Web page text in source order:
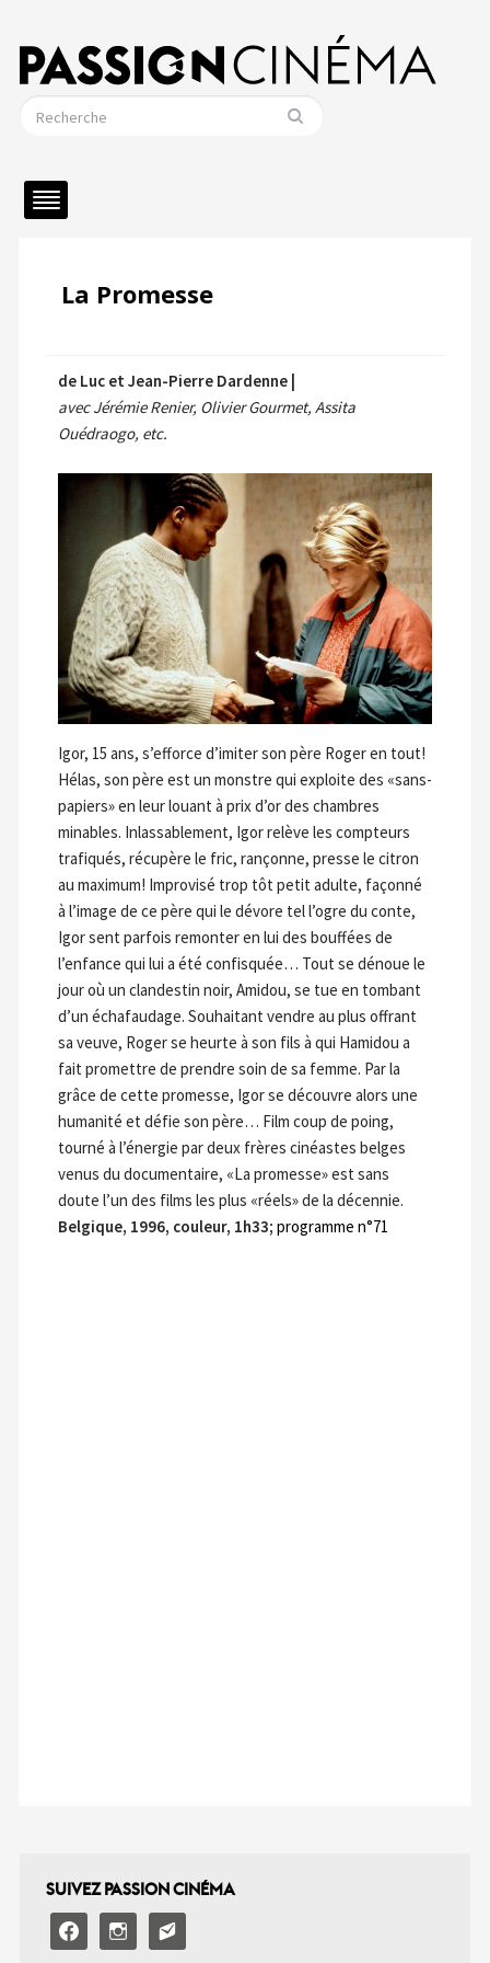
La Promesse
de Luc et Jean-Pierre Dardenne |
avec Jérémie Renier, Olivier Gourmet, Assita
Ouédraogo, etc.
Igor, 15 ans, s’efforce d’imiter son père Roger en tout!
Hélas, son père est un monstre qui exploite des «sans-
papiers» en leur louant à prix d’or des chambres
minables. Inlassablement, Igor relève les compteurs
trafiqués, récupère le fric, rançonne, presse le citron
au maximum! Improvisé trop tôt petit adulte, façonné
à l’image de ce père qui le dévore tel l’ogre du conte,
Igor sent parfois remonter en lui des bouffées de
l’enfance qui lui a été confisquée… Tout se dénoue le
jour où un clandestin noir, Amidou, se tue en tombant
d’un échafaudage. Souhaitant vendre au plus offrant
sa veuve, Roger se heurte à son fils à qui Hamidou a
fait promettre de prendre soin de sa femme. Par la
grâce de cette promesse, Igor se découvre alors une
humanité et défie son père… Film coup de poing,
tourné à l’énergie par deux frères cinéastes belges
venus du documentaire, «La promesse» est sans
doute l’un des films les plus «réels» de la décennie.
Belgique, 1996, couleur, 1h33; programme n°71
SUIVEZ PASSION CINÉMA
facebookinstagramemail-
alt2